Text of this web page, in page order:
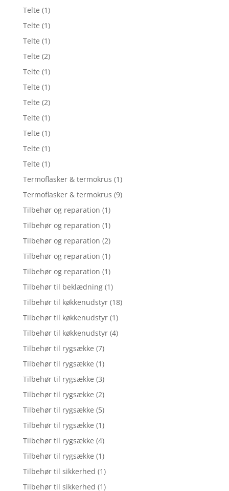
Telte (1)
Telte (1)
Telte (1)
Telte (2)
Telte (1)
Telte (1)
Telte (2)
Telte (1)
Telte (1)
Telte (1)
Telte (1)
Termoflasker & termokrus (1)
Termoflasker & termokrus (9)
Tilbehør og reparation (1)
Tilbehør og reparation (1)
Tilbehør og reparation (2)
Tilbehør og reparation (1)
Tilbehør og reparation (1)
Tilbehør til beklædning (1)
Tilbehør til køkkenudstyr (18)
Tilbehør til køkkenudstyr (1)
Tilbehør til køkkenudstyr (4)
Tilbehør til rygsække (7)
Tilbehør til rygsække (1)
Tilbehør til rygsække (3)
Tilbehør til rygsække (2)
Tilbehør til rygsække (5)
Tilbehør til rygsække (1)
Tilbehør til rygsække (4)
Tilbehør til rygsække (1)
Tilbehør til sikkerhed (1)
Tilbehør til sikkerhed (1)